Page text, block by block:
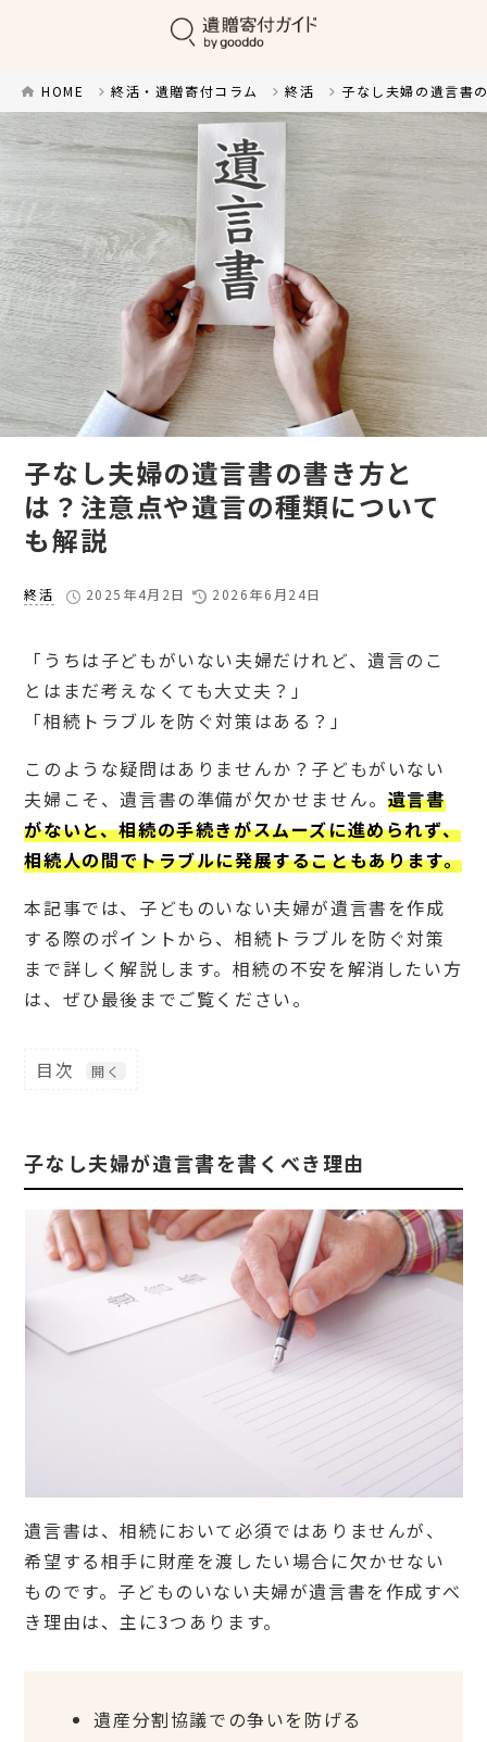
HOME 終活・遺贈寄付コラム 終活 子なし夫婦の遺言書
子なし夫婦の遺言書の書き方と
は？注意点や遺言の種類について
も解説
終活 2025年4月2日 2026年6月24日
「うちは子どもがいない夫婦だけれど、遺言のこ
とはまだ考えなくても大丈夫？」
「相続トラブルを防ぐ対策はある？」
このような疑問はありませんか？子どもがいない
夫婦こそ、遺言書の準備が欠かせません。 遺言書
がないと、相続の手続きがスムーズに進められず、
相続人の間でトラブルに発展することもあります。
本記事では、子どものいない夫婦が遺言書を作成
する際のポイントから、相続トラブルを防ぐ対策
まで詳しく解説します。相続の不安を解消したい方
は、ぜひ最後までご覧ください。
目次
し
夫
婦
く
分割
協議
での
争い
げる
1.
侵害
子なし夫婦が遺言書を書くべき理由
遺言書は、相続において必須ではありませんが、
希望する相手に財産を渡したい場合に欠かせない
ものです。子どものいない夫婦が遺言書を作成すべ
き理由は、主に3つあります。
遺産分割協議での争いを防げる